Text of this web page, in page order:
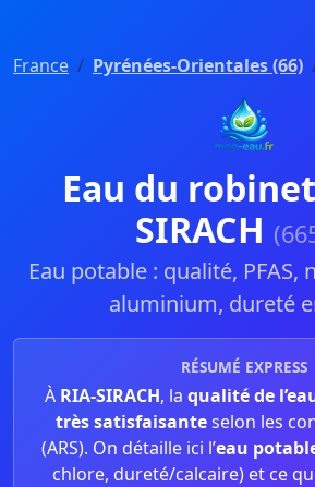
France Pyrénées-Orientales (66)
Eau du
SIRACH
Eau potable : qualité, PFAS,
aluminium, dureté
RÉSUMÉ EXPRESS
À RIA-SIRACH, la qualité de
très satisfaisanteselon les
(ARS). On détaille ici l’eau
chlore, dureté/calcaire) et ce